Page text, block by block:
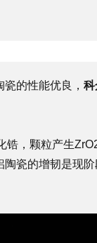
的性能优良， 科
锆，颗粒产生
瓷的增韧是现阶